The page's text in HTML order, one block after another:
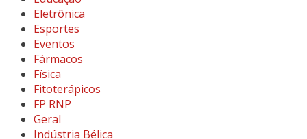
Eletrônica
Esportes
Eventos
Fármacos
Física
Fitoterápicos
FP RNP
Geral
Indústria Bélica